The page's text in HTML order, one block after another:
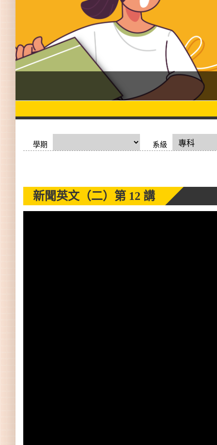
學期 系級
新聞英文（二） 第 12 講